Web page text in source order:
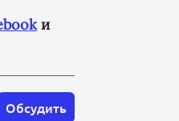
и
Обсудить